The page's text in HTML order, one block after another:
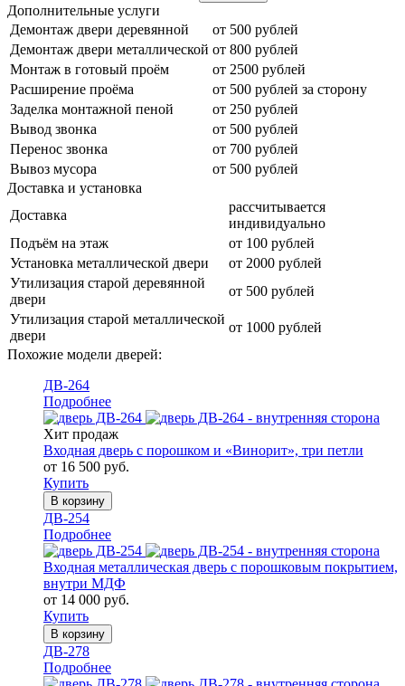
Дополнительные услуги
Демонтаж двери деревянной
от 500 рублей
Демонтаж двери металлической от 800 рублей
Монтаж в готовый проём
от 2500 рублей
Расширение проёма
от 500 рублей за сторону
Заделка монтажной пеной
от 250 рублей
Вывод звонка
от 500 рублей
Перенос звонка
от 700 рублей
Вывоз мусора
от 500 рублей
Доставка и установка
Доставка
рассчитывается
индивидуально
Подъём на этаж
от 100 рублей
Установка металлической двери
от 2000 рублей
Утилизация старой деревянной
двери
от 500 рублей
Утилизация старой металлической
двери
от 1000 рублей
Похожие модели дверей:
ДВ-264
Подробнее
Хит продаж
Входная дверь с порошком и «Винорит», три петли
от 16 500 руб.
Купить
В корзину
ДВ-254
Подробнее
Входная металлическая дверь с порошковым покрытием,
внутри МДФ
от 14 000 руб.
Купить
В корзину
ДВ-278
Подробнее